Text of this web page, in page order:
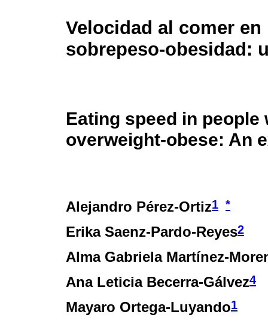
Velocidad al comer
sobrepeso-obesidad:
Eating speed in
overweight-obese: An
Alejandro Pérez-Ortiz1 *
Erika Saenz-Pardo-Reyes2
Alma Gabriela Martínez-
Ana Leticia Becerra-Gálvez4
Mayaro Ortega-Luyando1